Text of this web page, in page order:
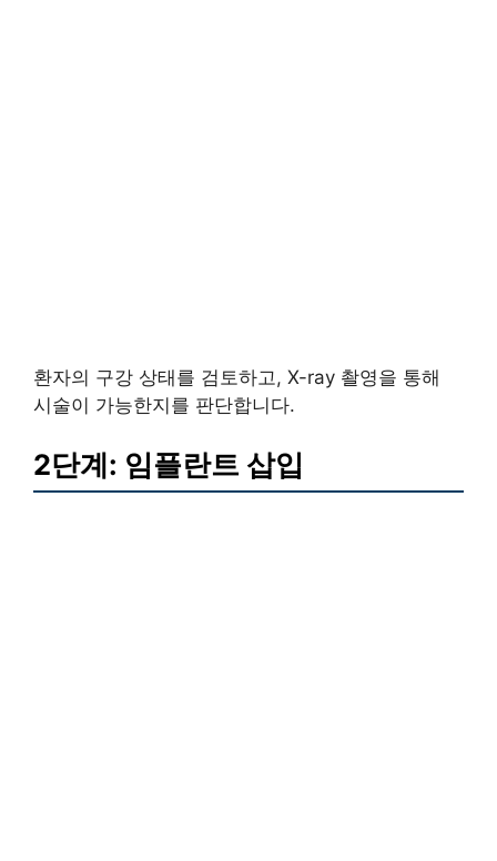
환자의 구강 상태를 검토하고, X-ray 촬영을 통해
시술이 가능한지를 판단합니다.
2단계: 임플란트 삽입